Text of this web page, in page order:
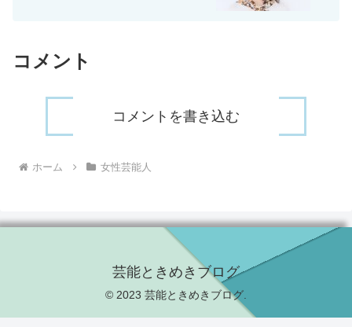
コメント
コメントを書き込む
ホーム 女性芸能人
芸能ときめきブログ
© 2023 芸能ときめきブログ.